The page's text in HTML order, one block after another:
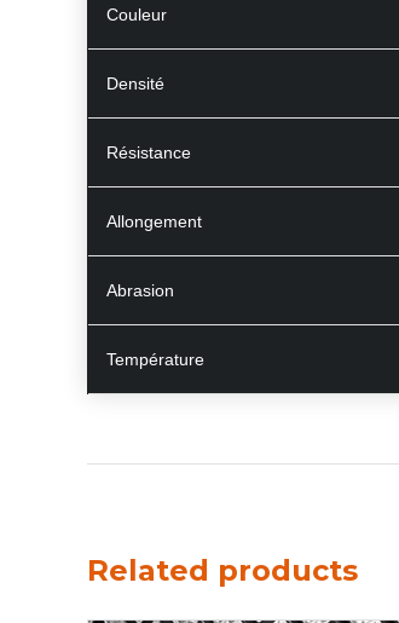
Couleur
Densité
Résistance
Allongement
Abrasion
Température
Related products